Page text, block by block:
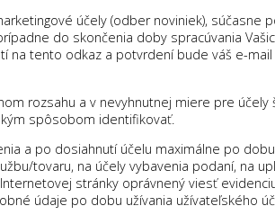
účely (odber noviniek), súčasne
do skončenia doby spracúvania
na tento odkaz a potvrdení bude váš e-
rozsahu a v nevyhnutnej miere pre účely
spôsobom identifikovať.
a po dosiahnutí účelu maximálne po
tovaru, na účely vybavenia podaní, na
stránky oprávnený viesť
údaje po dobu užívania užívateľského